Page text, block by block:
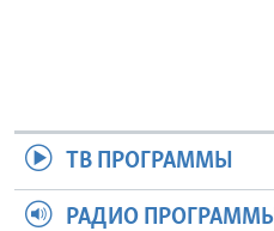
ТВ ПРОГРАММЫ
РАДИО ПРОГРАММЫ